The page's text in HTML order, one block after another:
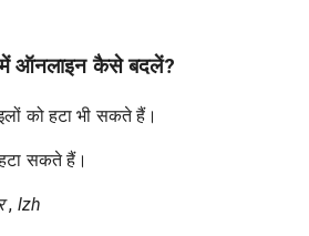
में ऑनलाइन कैसे बदलें?
को हटा भी सकते हैं।
सकते हैं।
, lzh